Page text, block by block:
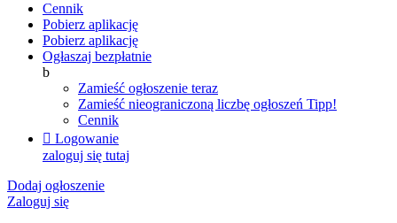
Cennik
Pobierz aplikację
Pobierz aplikację
Ogłaszaj bezpłatnie
b
Zamieść ogłoszenie teraz
Zamieść nieograniczoną liczbę ogłoszeń Tipp!
Cennik
 Logowanie
zaloguj się tutaj
Dodaj ogłoszenie
Zaloguj się